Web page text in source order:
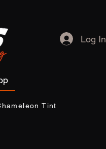
Tint
Log In